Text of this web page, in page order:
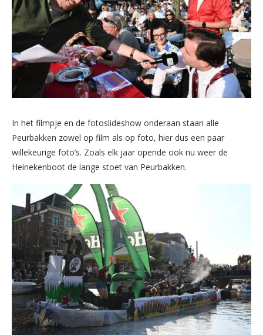
In het filmpje en de fotoslideshow onderaan staan alle
Peurbakken zowel op film als op foto, hier dus een paar
willekeurige foto’s. Zoals elk jaar opende ook nu weer de
Heinekenboot de lange stoet van Peurbakken.